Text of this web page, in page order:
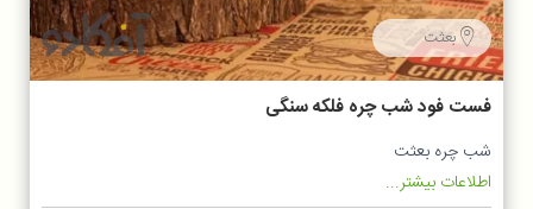
بعثت
فست فود شب چره فلکه سنگی
شب چره بعثت
اطلاعات بیشتر...